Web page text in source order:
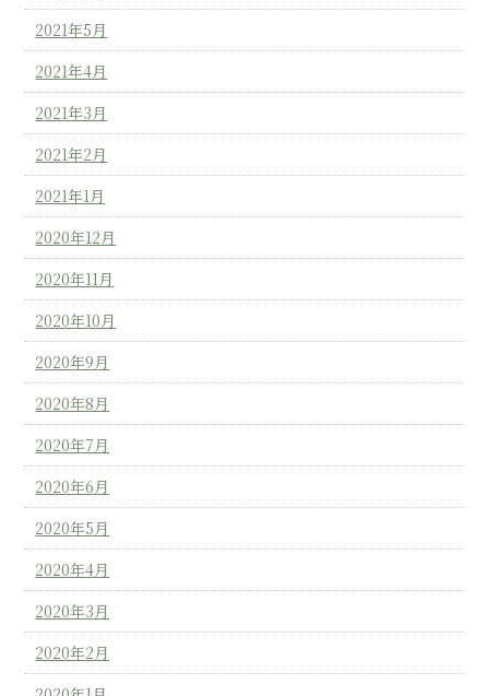
2021年5月
2021年4月
2021年3月
2021年2月
2021年1月
2020年12月
2020年11月
2020年10月
2020年9月
2020年8月
2020年7月
2020年6月
2020年5月
2020年4月
2020年3月
2020年2月